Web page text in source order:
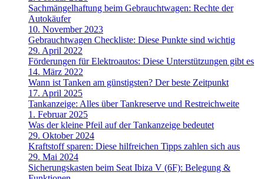
Sachmängelhaftung beim Gebrauchtwagen: Rechte der
Autokäufer
10. November 2023
Gebrauchtwagen Checkliste: Diese Punkte sind wichtig
29. April 2022
Förderungen für Elektroautos: Diese Unterstützungen gibt es
14. März 2022
Wann ist Tanken am günstigsten? Der beste Zeitpunkt
17. April 2025
Tankanzeige: Alles über Tankreserve und Restreichweite
1. Februar 2025
Was der kleine Pfeil auf der Tankanzeige bedeutet
29. Oktober 2024
Kraftstoff sparen: Diese hilfreichen Tipps zahlen sich aus
29. Mai 2024
Sicherungskasten beim Seat Ibiza V (6F): Belegung &